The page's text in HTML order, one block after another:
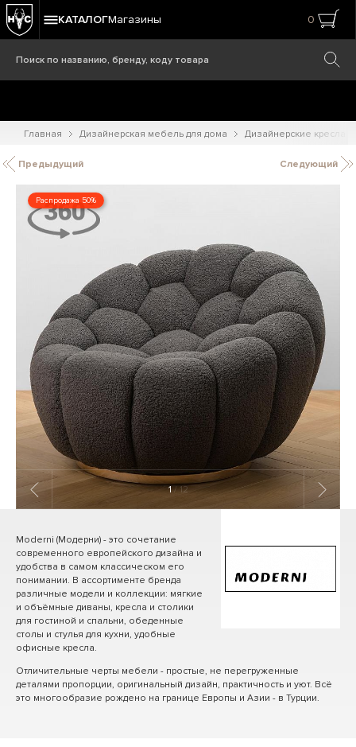
КАТАЛОГМагазины 0
Главная Дизайнерская мебель для дома Дизайнерские кресла
Предыдущий Следующий
Распродажа 50%
1/ 12
Moderni (Модерни) - это сочетание
современного европейского дизайна и
удобства в самом классическом его
понимании. В ассортименте бренда
различные модели и коллекции: мягкие
и объёмные диваны, кресла и столики
для гостиной и спальни, обеденные
столы и стулья для кухни, удобные
офисные кресла.
Отличительные черты мебели - простые, не перегруженные
деталями пропорции, оригинальный дизайн, практичность и уют. Всё
это многообразие рождено на границе Европы и Азии - в Турции.